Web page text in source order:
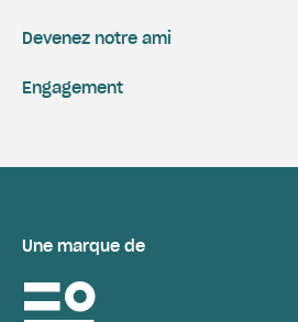
Engagement
Devenez notre ami
Une marque de